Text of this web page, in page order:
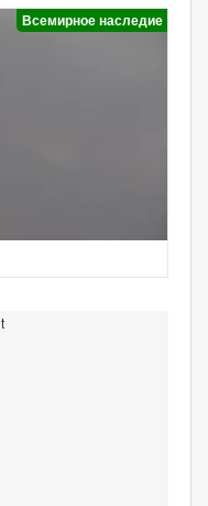
Всемирное наследие